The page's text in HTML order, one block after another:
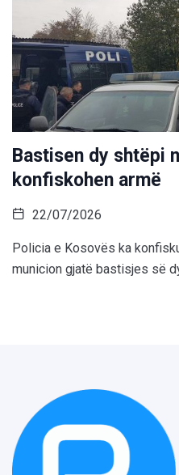
Bastisen dy shtëpi
konfiskohen armë
22/07/2026
Policia e Kosovës ka
municion gjatë bastisjes së